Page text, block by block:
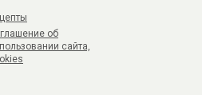
об
сайта,